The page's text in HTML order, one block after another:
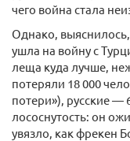
чего война стала
Однако, выяснилось,
ушла на войну с
леща куда лучше,
потеряли 18 000
потери»), русские —
лососнутость: он
увязло, как фрекен